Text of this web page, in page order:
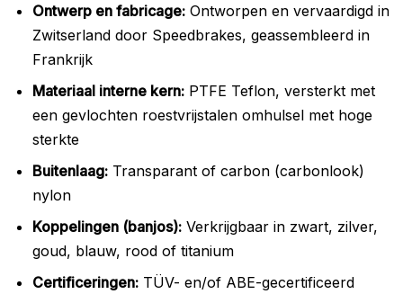
Ontwerp en fabricage:Ontworpen en vervaardigd in
Zwitserland door Speedbrakes, geassembleerd in
Frankrijk
Materiaal interne kern:PTFE Teflon, versterkt met
een gevlochten roestvrijstalen omhulsel met hoge
sterkte
Buitenlaag:Transparant of carbon (carbonlook)
nylon
Koppelingen (banjos):Verkrijgbaar in zwart, zilver,
goud, blauw, rood of titanium
Certificeringen:TÜV- en/of ABE-gecertificeerd